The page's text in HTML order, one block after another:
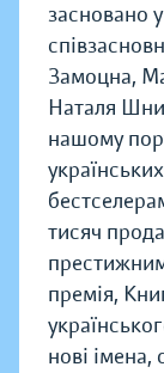
засновано
Замоцна,
Наталя
нашому
тисяч
премія,
нові імена,